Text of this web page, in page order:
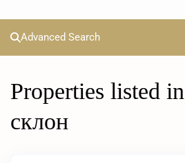
Advanced Search
Properties listed
склон